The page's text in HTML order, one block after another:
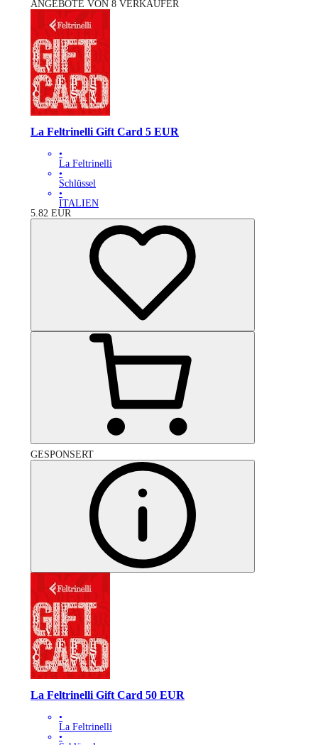
ANGEBOTE VON 8 VERKÄUFER
La Feltrinelli Gift Card 5 EUR
•
La Feltrinelli
•
Schlüssel
•
ITALIEN
5.82 EUR
GESPONSERT
La Feltrinelli Gift Card 50 EUR
•
La Feltrinelli
•